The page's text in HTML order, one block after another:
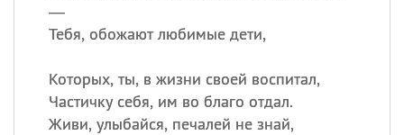
—
Тебя, обожают любимые дети,
Которых, ты, в жизни своей воспитал,
Частичку себя, им во благо отдал.
Живи, улыбайся, печалей не знай,